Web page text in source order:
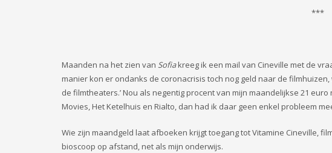
***
Maanden na het zien van Sofiakreeg ik een mail van Cineville met de
manier kon er ondanks de coronacrisis toch nog geld naar de
de filmtheaters.’ Nou als negentig procent van mijn maandelijkse 21
Movies, Het Ketelhuis en Rialto, dan had ik daar geen enkel probleem
Wie zijn maandgeld laat afboeken krijgt toegang tot Vitamine Cineville,
bioscoop op afstand, net als mijn onderwijs.